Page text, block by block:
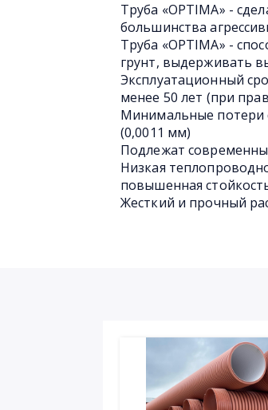
Труба «OPTIMA» -
большинства
Труба «OPTIMA» -
грунт, выдерживать
Эксплуатационный
менее 50 лет (при
Минимальные потери
(0,0011 мм)
Подлежат
Низкая
повышенная
Жесткий и прочный